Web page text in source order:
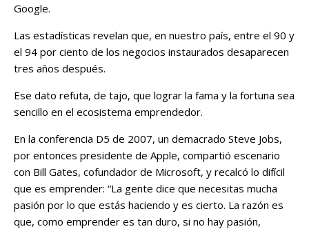
Google.
Las estadísticas revelan que, en nuestro país, entre el 90 y
el 94 por ciento de los negocios instaurados desaparecen
tres años después.
Ese dato refuta, de tajo, que lograr la fama y la fortuna sea
sencillo en el ecosistema emprendedor.
En la conferencia D5 de 2007, un demacrado Steve Jobs,
por entonces presidente de Apple, compartió escenario
con Bill Gates, cofundador de Microsoft, y recalcó lo difícil
que es emprender: “La gente dice que necesitas mucha
pasión por lo que estás haciendo y es cierto. La razón es
que, como emprender es tan duro, si no hay pasión,